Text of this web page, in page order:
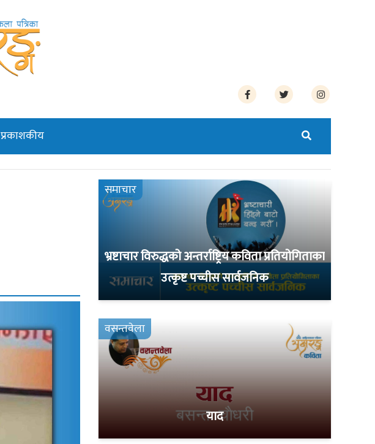
प्रकाशकीय
समाचार
भ्रष्टाचार विरुद्धको अन्तर्राष्ट्रिय कविता प्रतियोगिताका
उत्कृष्ट पच्चीस सार्वजनिक
वसन्तवेला
याद